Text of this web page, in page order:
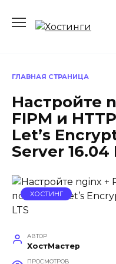
содержанию
ГЛАВНАЯ СТРАНИЦА
Настройте
FIPM и
Let’s
Server 16.04
ХОСТИНГ
АВТОР
ХостМастер
ПРОСМОТРОВ